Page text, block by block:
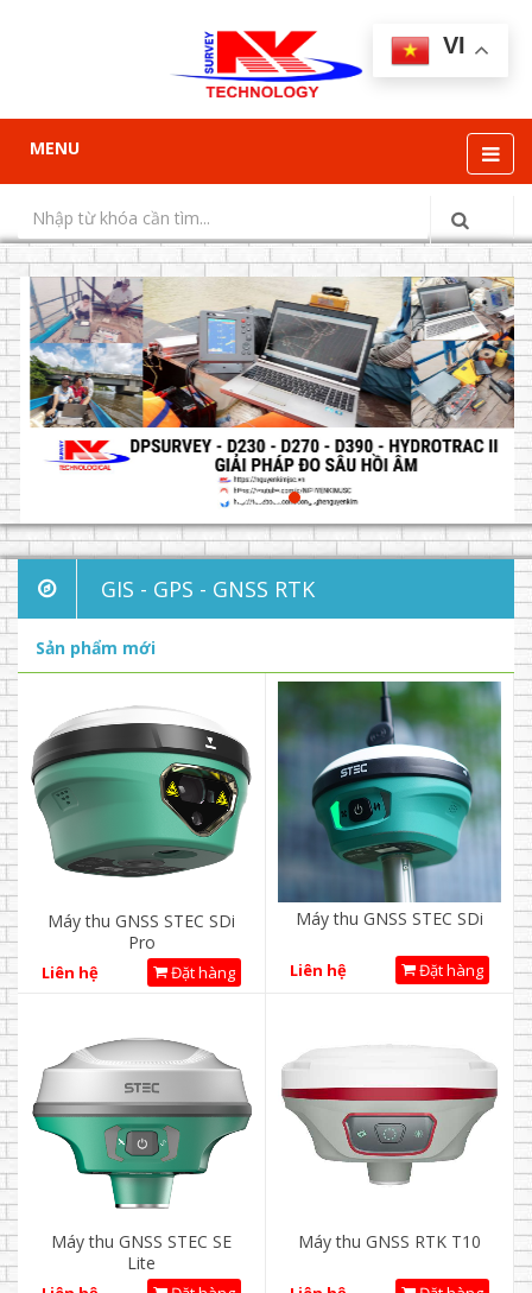
MENU
VI
GIS - GPS - GNSS RTK
Sản phẩm mới
Máy thu GNSS STEC SDi
Pro
Liên hệ Đặt hàng
Máy thu GNSS STEC SDi
Liên hệ Đặt hàng
Máy thu GNSS STEC SE
Lite
Máy thu GNSS RTK T10